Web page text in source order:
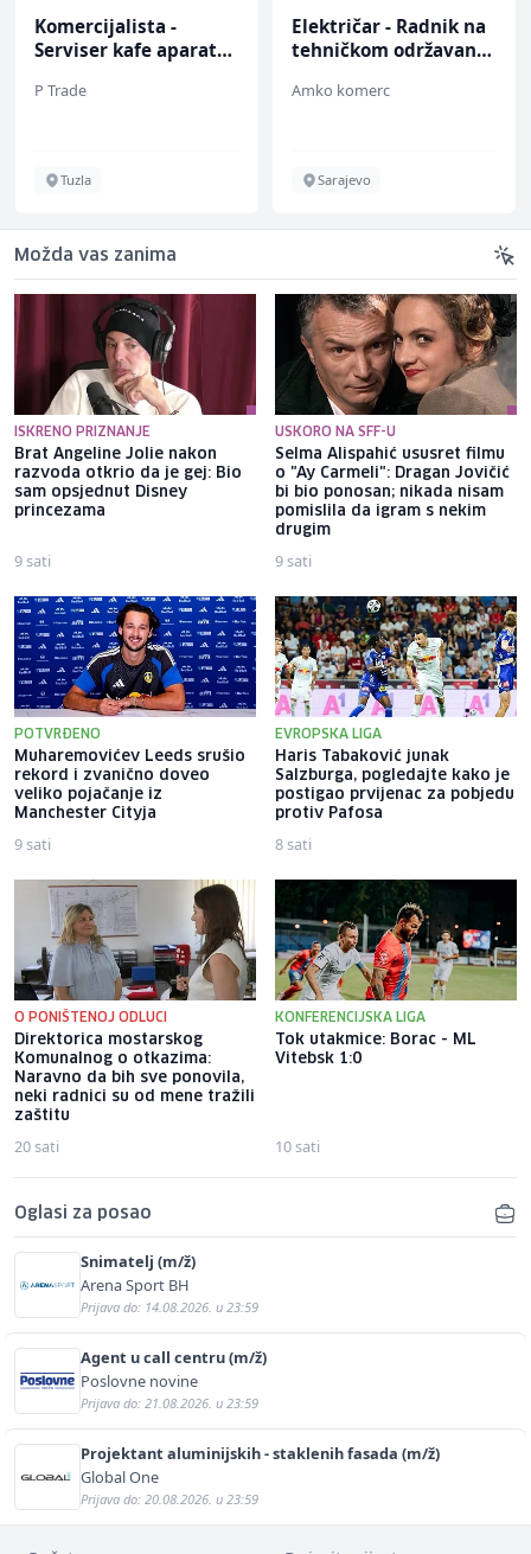
Komercijalista -
Serviser kafe aparata
P Trade
Tuzla
Električar - Radnik na
tehničkom održavanju
Amko komerc
Sarajevo
Možda vas zanima
ISKRENO PRIZNANJE
Brat Angeline Jolie nakon
razvoda otkrio da je gej: Bio
sam opsjednut Disney
princezama
9 sati
USKORO NA SFF-U
Selma Alispahić ususret filmu
o "Ay Carmeli": Dragan Jovičić
bi bio ponosan; nikada nisam
pomislila da igram s nekim
drugim
9 sati
POTVRĐENO
Muharemovićev Leeds srušio
rekord i zvanično doveo
veliko pojačanje iz
Manchester Cityja
9 sati
EVROPSKA LIGA
Haris Tabaković junak
Salzburga, pogledajte kako je
postigao prvijenac za pobjedu
protiv Pafosa
8 sati
O PONIŠTENOJ ODLUCI
Direktorica mostarskog
Komunalnog o otkazima:
Naravno da bih sve ponovila,
neki radnici su od mene tražili
zaštitu
20 sati
KONFERENCIJSKA LIGA
Tok utakmice: Borac - ML
Vitebsk 1:0
10 sati
Oglasi za posao
Snimatelj (m/ž)
Arena Sport BH
Prijava do: 14.08.2026. u 23:59
Agent u call centru (m/ž)
Poslovne novine
Prijava do: 21.08.2026. u 23:59
Projektant aluminijskih - staklenih fasada (m/ž)
Global One
Prijava do: 20.08.2026. u 23:59